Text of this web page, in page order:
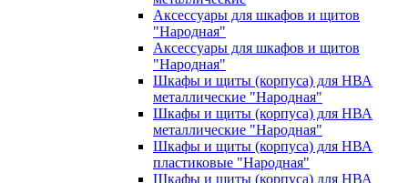
Аксессуары для шкафов и щитов
"Народная"
Аксессуары для шкафов и щитов
"Народная"
Шкафы и щиты (корпуса) для НВА
металлические "Народная"
Шкафы и щиты (корпуса) для НВА
металлические "Народная"
Шкафы и щиты (корпуса) для НВА
пластиковые "Народная"
Шкафы и щиты (корпуса) для НВА